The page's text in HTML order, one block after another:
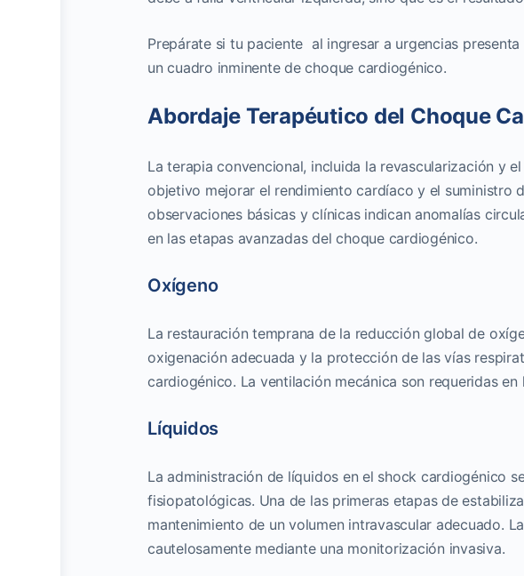
Prepárate si tu paciente al ingresar a urgencias
un cuadro inminente de choque cardiogénico.
Abordaje Terapéutico del Choque
La terapia convencional, incluida la revascularización y
objetivo mejorar el rendimiento cardíaco y el suministro
observaciones básicas y clínicas indican anomalías
en las etapas avanzadas del choque cardiogénico.
Oxígeno
La restauración temprana de la reducción global de
oxigenación adecuada y la protección de las vías
cardiogénico. La ventilación mecánica son requeridas en
Líquidos
La administración de líquidos en el shock cardiogénico
fisiopatológicas. Una de las primeras etapas de
mantenimiento de un volumen intravascular adecuado.
cautelosamente mediante una monitorización invasiva.